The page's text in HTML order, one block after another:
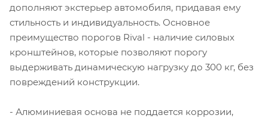
дополняют экстерьер автомобиля, придавая ему
стильность и индивидуальность. Основное
преимущество порогов Rival - наличие силовых
кронштейнов, которые позволяют порогу
выдерживать динамическую нагрузку до 300 кг, без
повреждений конструкции.
- Алюминиевая основа не поддается коррозии,